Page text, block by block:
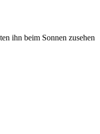
ihn beim Sonnen zusehen